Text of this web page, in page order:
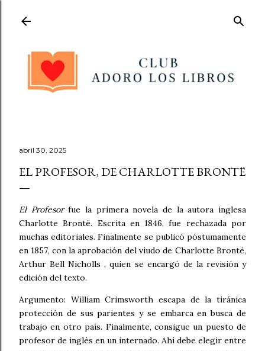
abril 30, 2025
EL PROFESOR, DE CHARLOTTE BRONTË
El Profesorfue la primera novela de la autora inglesa
Charlotte Brontë. Escrita en 1846, fue rechazada por
muchas editoriales. Finalmente se publicó póstumamente
en 1857, con la aprobación del viudo de Charlotte Brontë,
Arthur Bell Nicholls , quien se encargó de la revisión y
edición del texto.
Argumento: William Crimsworth escapa de la tiránica
protección de sus parientes y se embarca en busca de
trabajo en otro país. Finalmente, consigue un puesto de
profesor de inglés en un internado. Ahí debe elegir entre